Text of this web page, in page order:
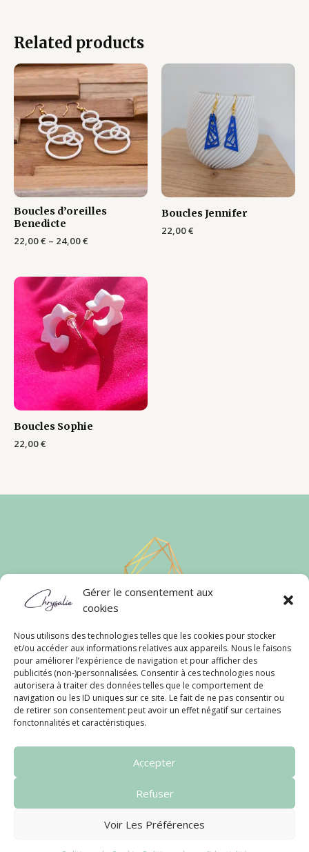
Gérer le consentement aux
cookies
Nous utilisons des technologies telles que les cookies pour stocker
et/ou accéder aux informations relatives aux appareils. Nous le faisons
pour améliorer l’expérience de navigation et pour afficher des
publicités (non-)personnalisées. Consentir à ces technologies nous
autorisera à traiter des données telles que le comportement de
navigation ou les ID uniques sur ce site. Le fait de ne pas consentir ou
de retirer son consentement peut avoir un effet négatif sur certaines
fonctonnalités et caractéristiques.
Accepter
Refuser
Voir Les Préférences
Related products
Boucles d’oreilles
Benedicte
22,00€ – 24,00€
Boucles Jennifer
22,00€
Boucles Sophie
22,00€
Liens Rapides
Conditions Générales
Politique de Confidentialité
Politique de Cookies
Contact